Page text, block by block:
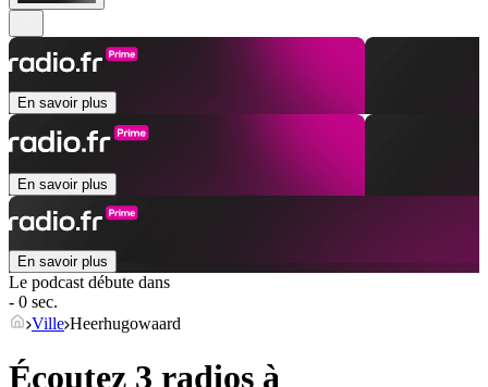
En savoir plus
En savoir plus
En savoir plus
Le podcast débute dans
- 0 sec.
Ville Heerhugowaard
Écoutez 3 radios à